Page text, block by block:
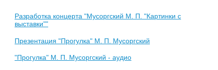
Разработка концерта "Мусоргский М. П. "Картинки с
выставки""
Презентация "Прогулка" М. П. Мусоргский
"Прогулка" М. П. Мусоргский - аудио